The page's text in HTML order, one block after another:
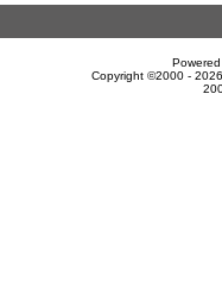
Copyright ©2000 -